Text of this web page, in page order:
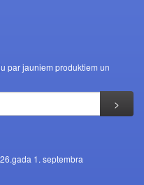
par jauniem produktiem un
1. septembra